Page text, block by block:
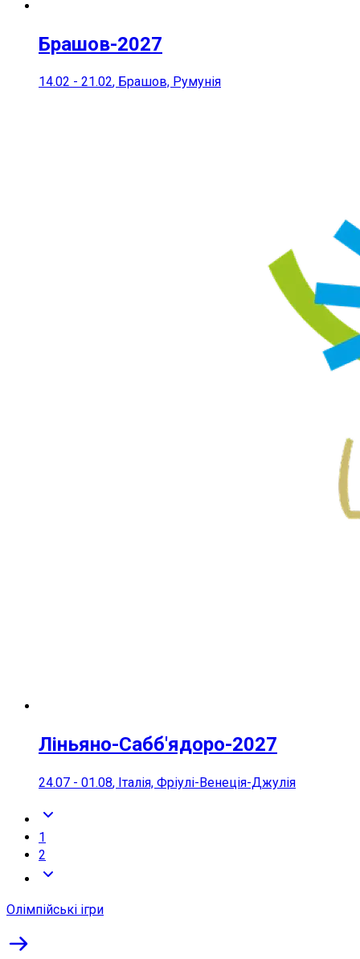
Брашов-2027
14.02 - 21.02, Брашов, Румунія
Ліньяно-Сабб'ядоро-2027
24.07 - 01.08, Італія, Фріулі-Венеція-Джулія
1
2
Олімпійські ігри